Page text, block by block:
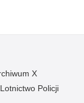
X
Lotnictwo Policji